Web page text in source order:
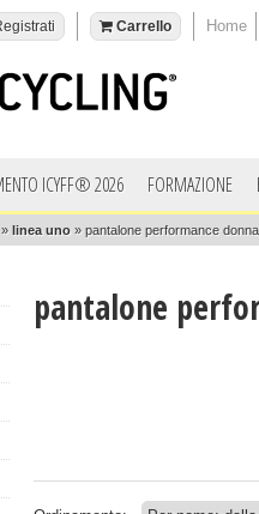
Home
Carrello
ICYFF® 2026 FORMAZIONE
» linea uno » pantalone performance donna
pantalone